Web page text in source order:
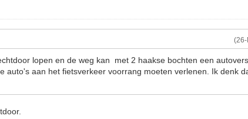
lopen en de weg kan met 2 haakse bochten een
auto's aan het fietsverkeer voorrang moeten verlenen. Ik denk